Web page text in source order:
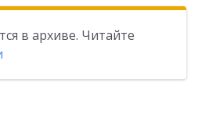
в архиве. Читайте